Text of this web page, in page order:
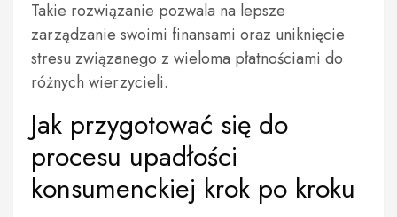
Takie rozwiązanie pozwala na lepsze
zarządzanie swoimi finansami oraz uniknięcie
stresu związanego z wieloma płatnościami do
różnych wierzycieli.
Jak przygotować się do
procesu upadłości
konsumenckiej krok po kroku